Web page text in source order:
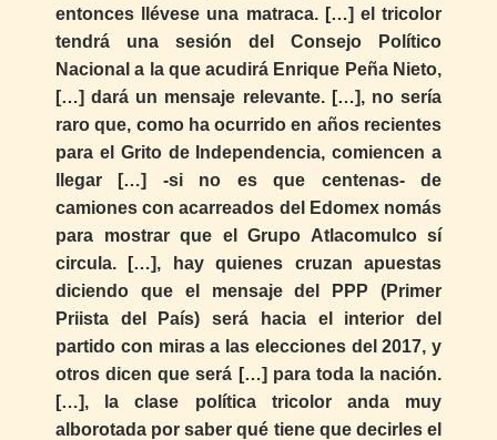
entonces llévese una matraca. […] el tricolor
tendrá una sesión del Consejo Político
Nacional a la que acudirá Enrique Peña Nieto,
[…] dará un mensaje relevante. […], no sería
raro que, como ha ocurrido en años recientes
para el Grito de Independencia, comiencen a
llegar […] -si no es que centenas- de
camiones con acarreados del Edomex nomás
para mostrar que el Grupo Atlacomulco sí
circula. […], hay quienes cruzan apuestas
diciendo que el mensaje del PPP (Primer
Priista del País) será hacia el interior del
partido con miras a las elecciones del 2017, y
otros dicen que será […] para toda la nación.
[…], la clase política tricolor anda muy
alborotada por saber qué tiene que decirles el